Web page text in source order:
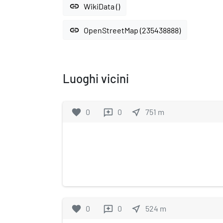
link WikiData ()
link OpenStreetMap (235438888)
Luoghi vicini
favorite 0 reviews 0 near_me 751 m
favorite 0 reviews 0 near_me 524 m